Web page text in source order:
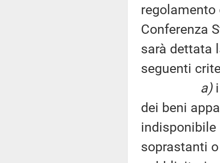
regolamento
Conferenza
sarà dettata
seguenti
a)
dei beni
indisponibile
soprastanti